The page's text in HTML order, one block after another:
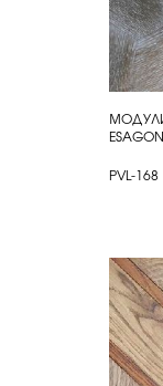
МОДУЛИ
PVL-168